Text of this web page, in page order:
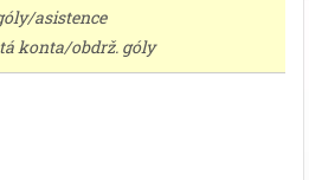
asistence
konta/obdrž. góly